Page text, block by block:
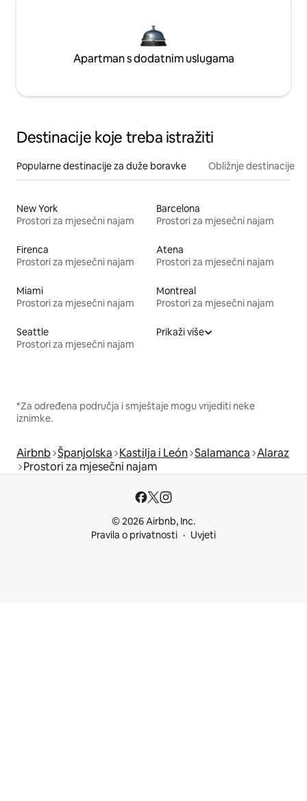
Apartman s dodatnim uslugama
Destinacije koje treba istražiti
Popularne destinacije za duže boravke Obližnje destinacije
New York
Prostori za mjesečni najam
Barcelona
Prostori za mjesečni najam
Firenca
Prostori za mjesečni najam
Atena
Prostori za mjesečni najam
Miami
Prostori za mjesečni najam
Montreal
Prostori za mjesečni najam
Seattle
Prostori za mjesečni najam
Prikaži više
*Za određena područja i smještaje mogu vrijediti neke
iznimke.
Airbnb Španjolska Kastilja i León Salamanca Alaraz
Prostori za mjesečni najam
© 2026 Airbnb, Inc.
Pravila o privatnosti
Uvjeti